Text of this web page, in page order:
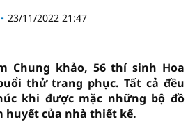
23/11/2022 21:47
Chung khảo, 56 thí sinh Hoa
thử trang phục. Tất cả đều
khi được mặc những bộ đồ
huyết của nhà thiết kế.